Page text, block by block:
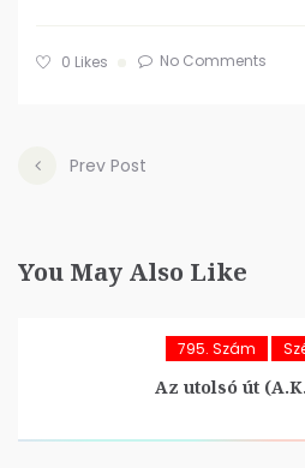
0 Likes No Comments
Prev Post
You May Also Like
795. Szám
Az utolsó út